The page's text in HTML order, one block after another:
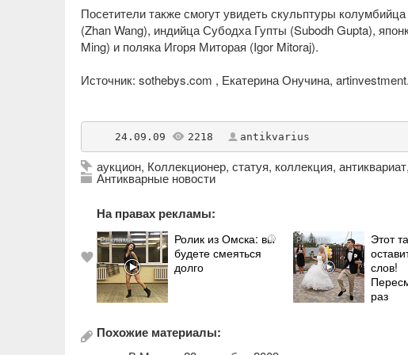
Посетители также смогут увидеть скульптуры
(Zhan Wang), индийца Субодха Гупты (Subodh Gupta),
Ming) и поляка Игоря Миторая (Igor Mitoraj).
Источник: sothebys.com , Екатерина Онучина,
    24.09.09
2218 antikvarius
аукцион, Коллекционер, статуя, коллекция, антиквариат,
Антикварные новости
На правах рекламы:
i
Ролик из Омска: вы
будете смеяться
долго
Этот
слов!
раз
Похожие материалы: